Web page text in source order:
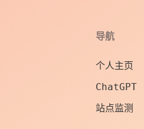
导航
个人主页
ChatGPT
站点监测